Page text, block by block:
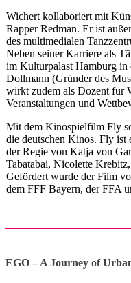
Wichert kollaboriert mit
Rapper Redman. Er ist
des multimedialen
Neben seiner Karriere als
im Kulturpalast Hamburg
Dollmann (Gründer des
wirkt zudem als Dozent für
Veranstaltungen und
Mit dem Kinospielfilm Fly
die deutschen Kinos. Fly ist
der Regie von Katja von
Tabatabai, Nicolette
Gefördert wurde der Film
dem FFF Bayern, der FFA
EGO – A Journey of